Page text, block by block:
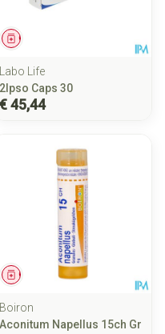
Geneesmiddel
Labo Life
2lpso Caps 30
€ 45,44
Geneesmiddel
Boiron
Aconitum Napellus 15ch Gr